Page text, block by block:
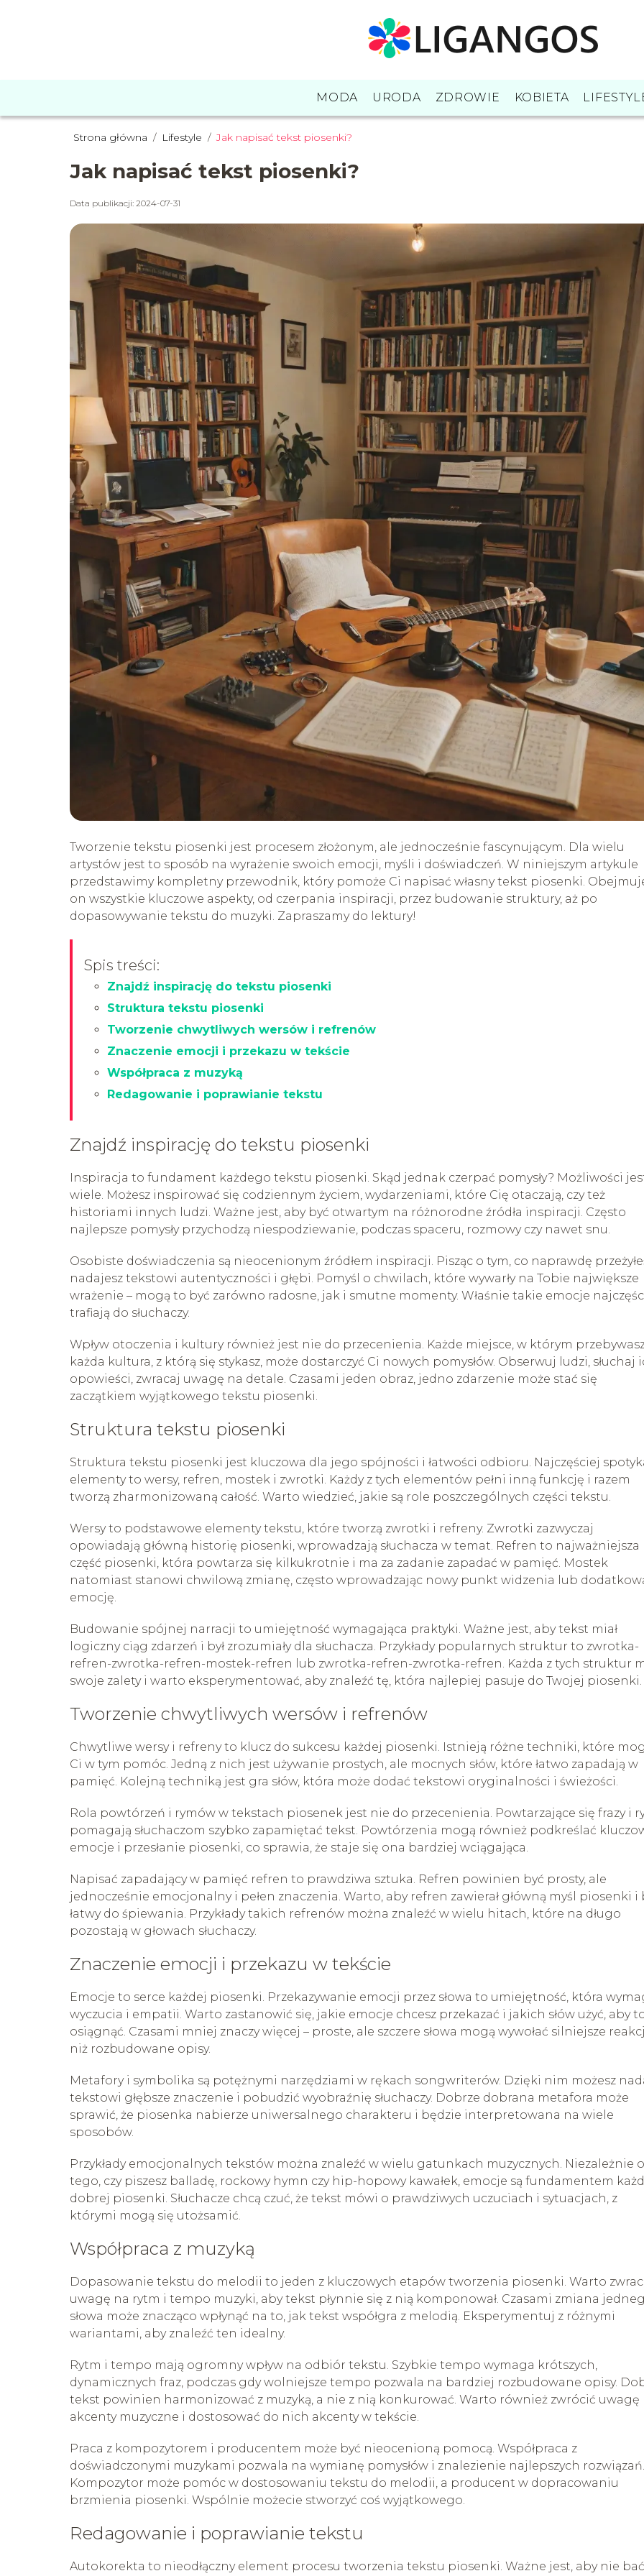
MODA URODA ZDROWIE KOBIETA
Strona główna / Lifestyle /Jak napisać tekst piosenki?
Jak napisać tekst piosenki?
Data publikacji: 2024-07-31
Tworzenie tekstu piosenki jest procesem złożonym, ale jednocześnie fascynującym. Dla wielu
artystów jest to sposób na wyrażenie swoich emocji, myśli i doświadczeń. W niniejszym artykule
przedstawimy kompletny przewodnik, który pomoże Ci napisać własny tekst piosenki.
on wszystkie kluczowe aspekty, od czerpania inspiracji, przez budowanie struktury, aż po
dopasowywanie tekstu do muzyki. Zapraszamy do lektury!
Spis treści:
Znajdź inspirację do tekstu piosenki
Struktura tekstu piosenki
Tworzenie chwytliwych wersów i refrenów
Znaczenie emocji i przekazu w tekście
Współpraca z muzyką
Redagowanie i poprawianie tekstu
Znajdź inspirację do tekstu piosenki
Inspiracja to fundament każdego tekstu piosenki. Skąd jednak czerpać pomysły? Możliwości
wiele. Możesz inspirować się codziennym życiem, wydarzeniami, które Cię otaczają, czy też
historiami innych ludzi. Ważne jest, aby być otwartym na różnorodne źródła inspiracji. Często
najlepsze pomysły przychodzą niespodziewanie, podczas spaceru, rozmowy czy nawet snu.
Osobiste doświadczenia są nieocenionym źródłem inspiracji. Pisząc o tym, co naprawdę
nadajesz tekstowi autentyczności i głębi. Pomyśl o chwilach, które wywarły na Tobie największe
wrażenie – mogą to być zarówno radosne, jak i smutne momenty. Właśnie takie emocje
trafiają do słuchaczy.
Wpływ otoczenia i kultury również jest nie do przecenienia. Każde miejsce, w którym
każda kultura, z którą się stykasz, może dostarczyć Ci nowych pomysłów. Obserwuj ludzi, słuchaj
opowieści, zwracaj uwagę na detale. Czasami jeden obraz, jedno zdarzenie może stać się
zaczątkiem wyjątkowego tekstu piosenki.
Struktura tekstu piosenki
Struktura tekstu piosenki jest kluczowa dla jego spójności i łatwości odbioru. Najczęściej
elementy to wersy, refren, mostek i zwrotki. Każdy z tych elementów pełni inną funkcję i razem
tworzą zharmonizowaną całość. Warto wiedzieć, jakie są role poszczególnych części tekstu.
Wersy to podstawowe elementy tekstu, które tworzą zwrotki i refreny. Zwrotki zazwyczaj
opowiadają główną historię piosenki, wprowadzają słuchacza w temat. Refren to najważniejsza
część piosenki, która powtarza się kilkukrotnie i ma za zadanie zapadać w pamięć. Mostek
natomiast stanowi chwilową zmianę, często wprowadzając nowy punkt widzenia lub
emocję.
Budowanie spójnej narracji to umiejętność wymagająca praktyki. Ważne jest, aby tekst miał
logiczny ciąg zdarzeń i był zrozumiały dla słuchacza. Przykłady popularnych struktur to zwrotka-
refren-zwrotka-refren-mostek-refren lub zwrotka-refren-zwrotka-refren. Każda z tych struktur
swoje zalety i warto eksperymentować, aby znaleźć tę, która najlepiej pasuje do Twojej piosenki.
Tworzenie chwytliwych wersów i refrenów
Chwytliwe wersy i refreny to klucz do sukcesu każdej piosenki. Istnieją różne techniki, które
Ci w tym pomóc. Jedną z nich jest używanie prostych, ale mocnych słów, które łatwo zapadają w
pamięć. Kolejną techniką jest gra słów, która może dodać tekstowi oryginalności i świeżości.
Rola powtórzeń i rymów w tekstach piosenek jest nie do przecenienia. Powtarzające się frazy i
pomagają słuchaczom szybko zapamiętać tekst. Powtórzenia mogą również podkreślać
emocje i przesłanie piosenki, co sprawia, że staje się ona bardziej wciągająca.
Napisać zapadający w pamięć refren to prawdziwa sztuka. Refren powinien być prosty, ale
jednocześnie emocjonalny i pełen znaczenia. Warto, aby refren zawierał główną myśl piosenki i
łatwy do śpiewania. Przykłady takich refrenów można znaleźć w wielu hitach, które na długo
pozostają w głowach słuchaczy.
Znaczenie emocji i przekazu w tekście
Emocje to serce każdej piosenki. Przekazywanie emocji przez słowa to umiejętność, która
wyczucia i empatii. Warto zastanowić się, jakie emocje chcesz przekazać i jakich słów użyć, aby
osiągnąć. Czasami mniej znaczy więcej – proste, ale szczere słowa mogą wywołać silniejsze
niż rozbudowane opisy.
Metafory i symbolika są potężnymi narzędziami w rękach songwriterów. Dzięki nim możesz
tekstowi głębsze znaczenie i pobudzić wyobraźnię słuchaczy. Dobrze dobrana metafora może
sprawić, że piosenka nabierze uniwersalnego charakteru i będzie interpretowana na wiele
sposobów.
Przykłady emocjonalnych tekstów można znaleźć w wielu gatunkach muzycznych. Niezależnie
tego, czy piszesz balladę, rockowy hymn czy hip-hopowy kawałek, emocje są fundamentem
dobrej piosenki. Słuchacze chcą czuć, że tekst mówi o prawdziwych uczuciach i sytuacjach, z
którymi mogą się utożsamić.
Współpraca z muzyką
Dopasowanie tekstu do melodii to jeden z kluczowych etapów tworzenia piosenki. Warto
uwagę na rytm i tempo muzyki, aby tekst płynnie się z nią komponował. Czasami zmiana
słowa może znacząco wpłynąć na to, jak tekst współgra z melodią. Eksperymentuj z różnymi
wariantami, aby znaleźć ten idealny.
Rytm i tempo mają ogromny wpływ na odbiór tekstu. Szybkie tempo wymaga krótszych,
dynamicznych fraz, podczas gdy wolniejsze tempo pozwala na bardziej rozbudowane opisy.
tekst powinien harmonizować z muzyką, a nie z nią konkurować. Warto również zwrócić uwagę
akcenty muzyczne i dostosować do nich akcenty w tekście.
Praca z kompozytorem i producentem może być nieocenioną pomocą. Współpraca z
doświadczonymi muzykami pozwala na wymianę pomysłów i znalezienie najlepszych rozwiązań.
Kompozytor może pomóc w dostosowaniu tekstu do melodii, a producent w dopracowaniu
brzmienia piosenki. Wspólnie możecie stworzyć coś wyjątkowego.
Redagowanie i poprawianie tekstu
Autokorekta to nieodłączny element procesu tworzenia tekstu piosenki. Ważne jest, aby nie